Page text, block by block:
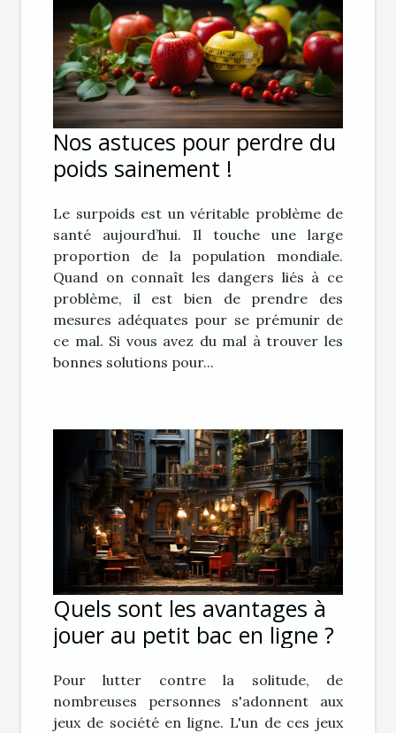
Nos astuces pour perdre du
poids sainement !
Le surpoids est un véritable problème de
santé aujourd’hui. Il touche une large
proportion de la population mondiale.
Quand on connaît les dangers liés à ce
problème, il est bien de prendre des
mesures adéquates pour se prémunir de
ce mal. Si vous avez du mal à trouver les
bonnes solutions pour...
Quels sont les avantages à
jouer au petit bac en ligne ?
Pour lutter contre la solitude, de
nombreuses personnes s'adonnent aux
jeux de société en ligne. L'un de ces jeux